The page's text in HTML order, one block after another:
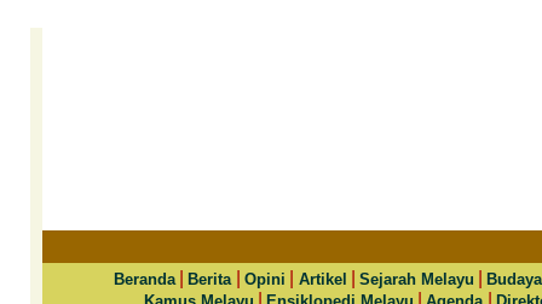
Beranda|Berita Opini Artikel |Sejarah Melayu |
| | |